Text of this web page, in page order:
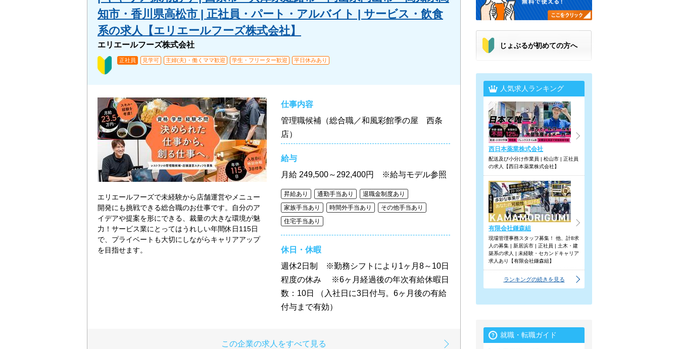
知市・香川県高松市 | 正社員・パート・アルバイト | サービス・飲食
系の求人【エリエールフーズ株式会社】
エリエールフーズ株式会社
正社員 見学可 主婦(夫)・働くママ歓迎 学生・フリーター歓迎 平日休みあり
エリエールフーズで未経験から店舗運営やメニュー
開発にも挑戦できる総合職のお仕事です。自分のア
イデアや提案を形にできる、裁量の大きな環境が魅
力！サービス業にとってはうれしい年間休日115日
で、プライベートも大切にしながらキャリアアップ
を目指せます。
仕事内容
管理職候補（総合職／和風彩館季の屋 西条
店）
給与
月給 249,500～292,400円 ※給与モデル参照
昇給あり 通勤手当あり
退職金制度あり
家族手当あり
時間外手当あり
その他手当あり
住宅手当あり
休日・休暇
週休2日制 ※勤務シフトにより1ヶ月8～10日
程度の休み ※6ヶ月経過後の年次有給休暇日
数：10日 （入社日に3日付与。6ヶ月後の有給
付与まで有効）
この企業の求人をすべて見る
じょぶるが初めての方へ
人気求人ランキング
西日本薬業株式会社
配送及び小分け作業員 | 松山市 | 正社員
の求人【西日本薬業株式会社】
有限会社鎌森組
現場管理事務スタッフ募集！ 他、計8求
人の募集 | 新居浜市 | 正社員 | 土木・建
築系の求人 | 未経験・セカンドキャリア
求人あり【有限会社鎌森組】
ランキングの続きを見る
就職・転職ガイド